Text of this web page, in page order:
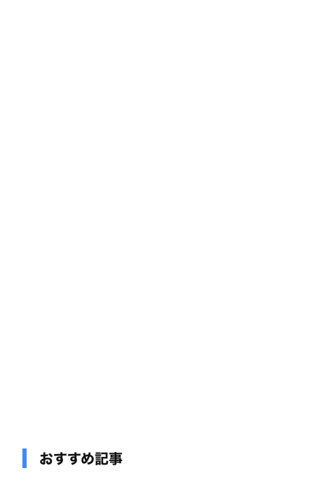
おすすめ記事